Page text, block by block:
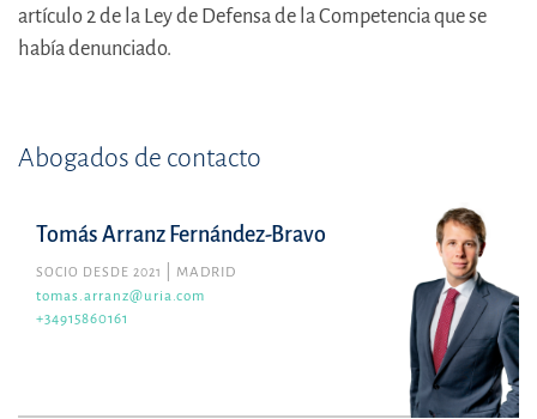
artículo 2 de la Ley de Defensa de la Competencia que se
había denunciado.
Abogados de contacto
Tomás Arranz Fernández-Bravo
SOCIO DESDE 2021
MADRID
tomas.arranz@uria.com
+34915860161